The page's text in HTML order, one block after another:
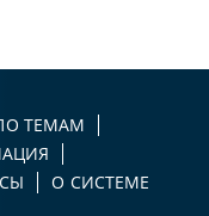
ТЕМАМ
О СИСТЕМЕ